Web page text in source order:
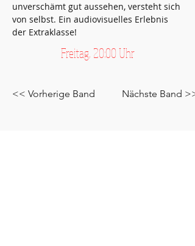
unverschämt gut aussehen, versteht sich
von selbst. Ein audiovisuelles Erlebnis
der Extraklasse!
Freitag, 20:00 Uhr
<< Vorherige Band Nächste Band >>